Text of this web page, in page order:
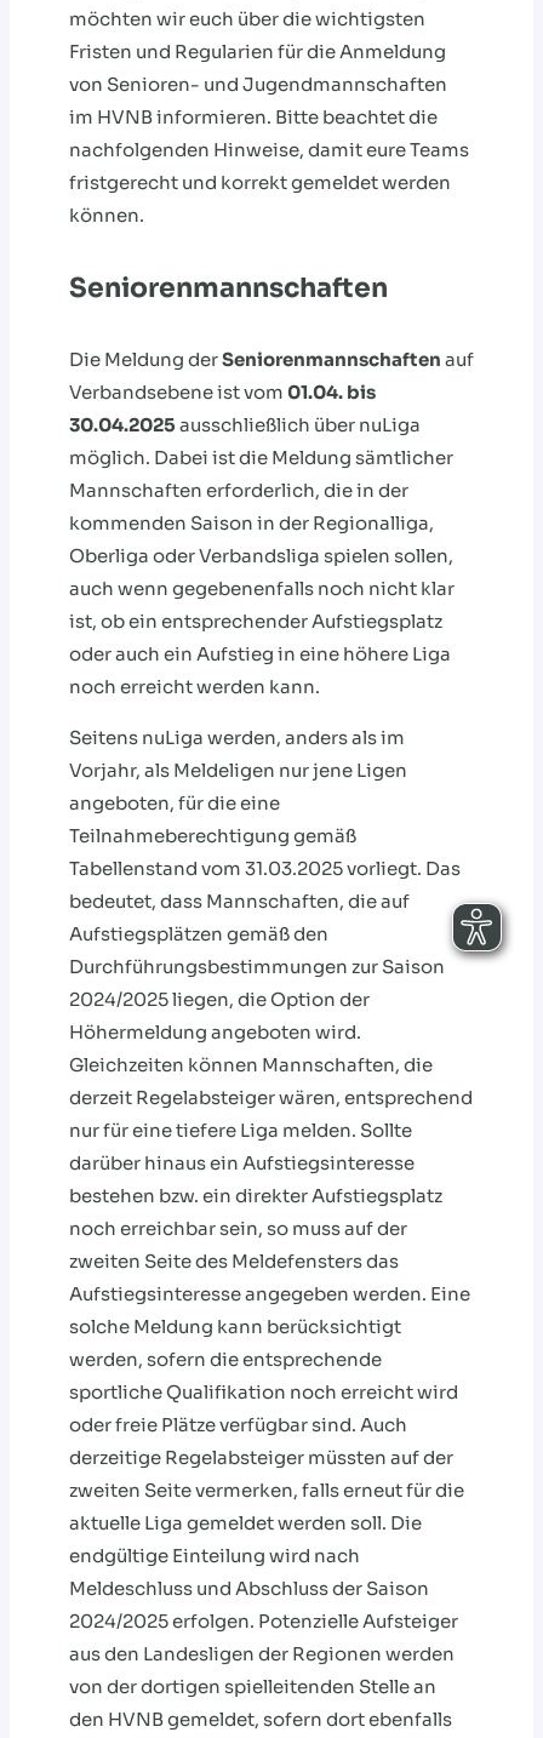
möchten wir euch über die wichtigsten
Fristen und Regularien für die Anmeldung
von Senioren- und Jugendmannschaften
im HVNB informieren. Bitte beachtet die
nachfolgenden Hinweise, damit eure Teams
fristgerecht und korrekt gemeldet werden
können.
Seniorenmannschaften
Die Meldung derSeniorenmannschaften auf
Verbandsebene ist vom 01.04. bis
30.04.2025ausschließlich über nuLiga
möglich. Dabei ist die Meldung sämtlicher
Mannschaften erforderlich, die in der
kommenden Saison in der Regionalliga,
Oberliga oder Verbandsliga spielen sollen,
auch wenn gegebenenfalls noch nicht klar
ist, ob ein entsprechender Aufstiegsplatz
oder auch ein Aufstieg in eine höhere Liga
noch erreicht werden kann.
Seitens nuLiga werden, anders als im
Vorjahr, als Meldeligen nur jene Ligen
angeboten, für die eine
Teilnahmeberechtigung gemäß
Tabellenstand vom 31.03.2025 vorliegt. Das
bedeutet, dass Mannschaften, die auf
Aufstiegsplätzen gemäß den
Durchführungsbestimmungen zur Saison
2024/2025 liegen, die Option der
Höhermeldung angeboten wird.
Gleichzeiten können Mannschaften, die
derzeit Regelabsteiger wären, entsprechend
nur für eine tiefere Liga melden. Sollte
darüber hinaus ein Aufstiegsinteresse
bestehen bzw. ein direkter Aufstiegsplatz
noch erreichbar sein, so muss auf der
zweiten Seite des Meldefensters das
Aufstiegsinteresse angegeben werden. Eine
solche Meldung kann berücksichtigt
werden, sofern die entsprechende
sportliche Qualifikation noch erreicht wird
oder freie Plätze verfügbar sind. Auch
derzeitige Regelabsteiger müssten auf der
zweiten Seite vermerken, falls erneut für die
aktuelle Liga gemeldet werden soll. Die
endgültige Einteilung wird nach
Meldeschluss und Abschluss der Saison
2024/2025 erfolgen. Potenzielle Aufsteiger
aus den Landesligen der Regionen werden
von der dortigen spielleitenden Stelle an
den HVNB gemeldet, sofern dort ebenfalls